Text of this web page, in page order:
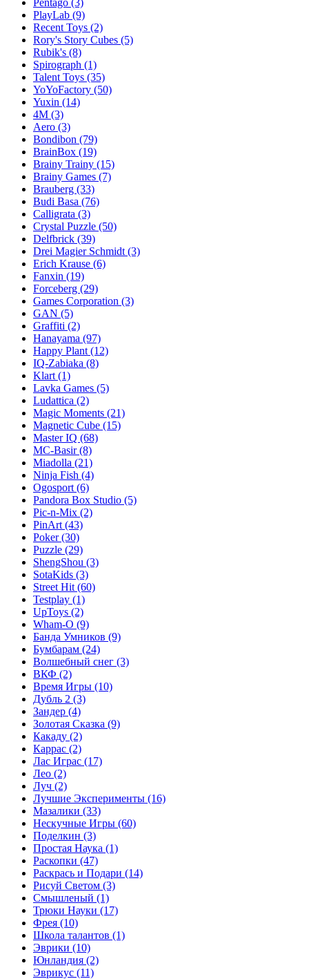
Pentago (3)
PlayLab (9)
Recent Toys (2)
Rory's Story Cubes (5)
Rubik's (8)
Spirograph (1)
Talent Toys (35)
YoYoFactory (50)
Yuxin (14)
4M (3)
Aero (3)
Bondibon (79)
BrainBox (19)
Brainy Trainy (15)
Brainy Games (7)
Brauberg (33)
Budi Basa (76)
Calligrata (3)
Crystal Puzzle (50)
Delfbrick (39)
Drei Magier Schmidt (3)
Erich Krause (6)
Fanxin (19)
Forceberg (29)
Games Corporation (3)
GAN (5)
Graffiti (2)
Hanayama (97)
Happy Plant (12)
IQ-Zabiaka (8)
Klart (1)
Lavka Games (5)
Ludattica (2)
Magic Moments (21)
Magnetic Cube (15)
Master IQ (68)
MC-Basir(8)
Miadolla (21)
Ninja Fish (4)
Ogosport (6)
Pandora Box Studio (5)
Pic-n-Mix (2)
PinArt (43)
Poker(30)
Puzzle (29)
ShengShou (3)
SotaKids (3)
Street Hit (60)
Testplay (1)
UpToys (2)
Wham-O (9)
Банда Умников (9)
Бумбарам (24)
Волшебный снег (3)
ВКФ (2)
Время Игры (10)
Дубль 2 (3)
Зандер (4)
Золотая Сказка (9)
Какаду (2)
Каррас (2)
Лас Играс (17)
Лео (2)
Луч (2)
Лучшие Эксперименты (16)
Мазалики (33)
Нескучные Игры (60)
Поделкин (3)
Простая Наука (1)
Раскопки (47)
Раскрась и Подари (14)
Рисуй Светом (3)
Смышленый (1)
Трюки Науки (17)
Фрея (10)
Школа талантов (1)
Эврики (10)
Юнландия (2)
Эврикус (11)